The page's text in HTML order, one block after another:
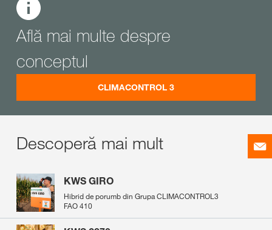
Află mai multe despre
conceptul
CLIMACONTROL 3
Descoperă mai mult
KWS GIRO
Hibrid de porumb din Grupa CLIMACONTROL3
FAO 410